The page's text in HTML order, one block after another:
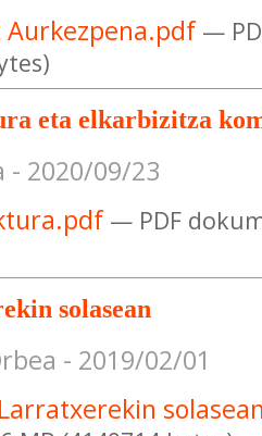
Aurkezpena.pdf —
eta elkarbizitza
- 2020/09/23
— PDF
solasean
- 2019/02/01
Larratxerekin